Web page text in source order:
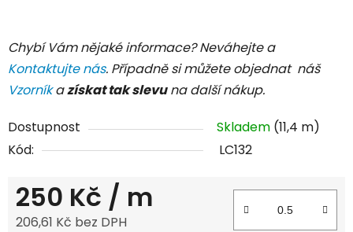
Chybí Vám nějaké informace? Neváhejte a
Kontaktujte nás. Případně si můžete objednat náš
Vzorníkazískat tak slevuna další nákup.
Dostupnost Skladem (11,4 m)
Kód:
LC132
250 Kč / m
206,61 Kč bez DPH